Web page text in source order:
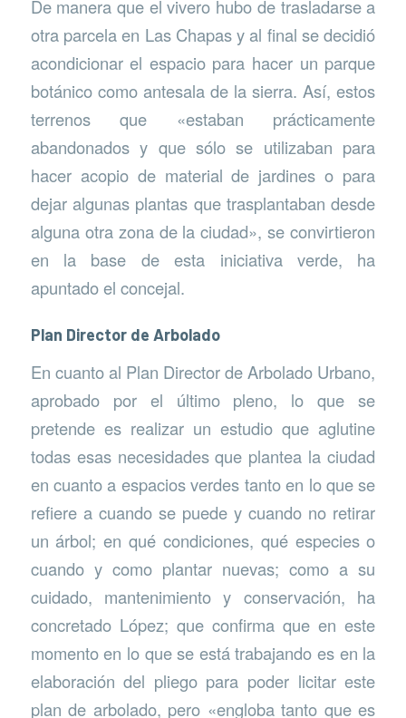
De manera que el vivero hubo de trasladarse a
otra parcela en Las Chapas y al final se decidió
acondicionar el espacio para hacer un parque
botánico como antesala de la sierra. Así, estos
terrenos que «estaban prácticamente
abandonados y que sólo se utilizaban para
hacer acopio de material de jardines o para
dejar algunas plantas que trasplantaban desde
alguna otra zona de la ciudad», se convirtieron
en la base de esta iniciativa verde, ha
apuntado el concejal.
Plan Director de Arbolado
En cuanto al Plan Director de Arbolado Urbano,
aprobado por el último pleno, lo que se
pretende es realizar un estudio que aglutine
todas esas necesidades que plantea la ciudad
en cuanto a espacios verdes tanto en lo que se
refiere a cuando se puede y cuando no retirar
un árbol; en qué condiciones, qué especies o
cuando y como plantar nuevas; como a su
cuidado, mantenimiento y conservación, ha
concretado López; que confirma que en este
momento en lo que se está trabajando es en la
elaboración del pliego para poder licitar este
plan de arbolado, pero «engloba tanto que es